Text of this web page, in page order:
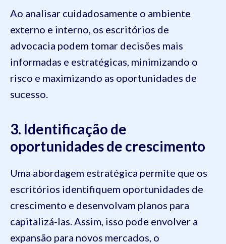
Ao analisar cuidadosamente o ambiente
externo e interno, os escritórios de
advocacia podem tomar decisões mais
informadas e estratégicas, minimizando o
risco e maximizando as oportunidades de
sucesso.
3. Identificação de
oportunidades de crescimento
Uma abordagem estratégica permite que os
escritórios identifiquem oportunidades de
crescimento e desenvolvam planos para
capitalizá-las. Assim, isso pode envolver a
expansão para novos mercados, o